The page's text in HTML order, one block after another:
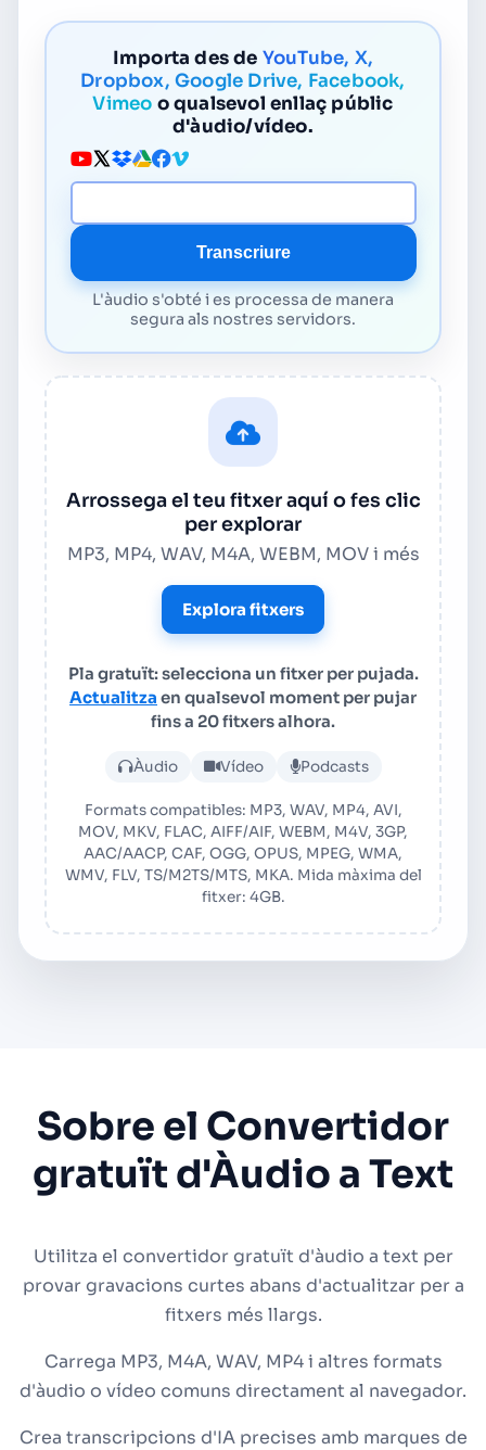
Importa des de YouTube, X,
Dropbox, Google Drive, Facebook,
Vimeo o qualsevol enllaç públic
d'àudio/vídeo.
URL del mitjà
Transcriure
L'àudio s'obté i es processa de manera
segura als nostres servidors.
Arrossega el teu fitxer aquí o fes clic
per explorar
MP3, MP4, WAV, M4A, WEBM, MOV i més
Explora fitxers
Pla gratuït: selecciona un fitxer per pujada.
Actualitza en qualsevol moment per pujar
fins a 20 fitxers alhora.
Puja fitxer d'àudio o vídeo
Àudio Vídeo Podcasts
Formats compatibles: MP3, WAV, MP4, AVI,
MOV, MKV, FLAC, AIFF/AIF, WEBM, M4V, 3GP,
AAC/AACP, CAF, OGG, OPUS, MPEG, WMA,
WMV, FLV, TS/M2TS/MTS, MKA. Mida màxima del
fitxer: 4GB.
Sobre el Convertidor
gratuït d'Àudio a Text
Utilitza el convertidor gratuït d'àudio a text per
provar gravacions curtes abans d'actualitzar per a
fitxers més llargs.
Carrega MP3, M4A, WAV, MP4 i altres formats
d'àudio o vídeo comuns directament al navegador.
Crea transcripcions d'IA precises amb marques de